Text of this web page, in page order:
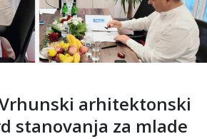
arhitektonski
stanovanja za mlade